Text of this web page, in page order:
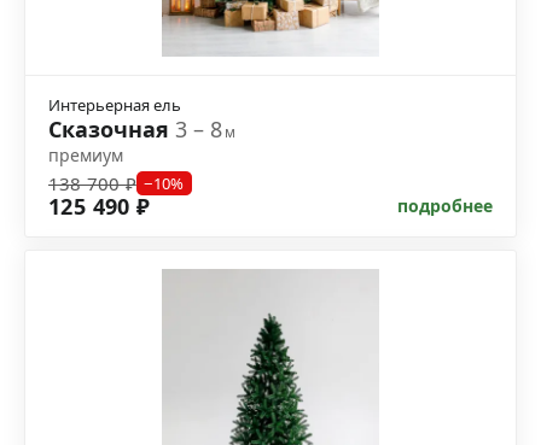
Интерьерная ель
Сказочная 3 – 8м
премиум
138 700 ₽ −10%
125 490 ₽ подробнее